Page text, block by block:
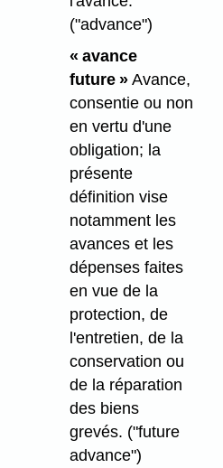
("advance")
« avance
future »Avance,
consentie ou non
en vertu d'une
obligation; la
présente
définition vise
notamment les
avances et les
dépenses faites
en vue de la
protection, de
l'entretien, de la
conservation ou
de la réparation
des biens
grevés. ("future
advance")